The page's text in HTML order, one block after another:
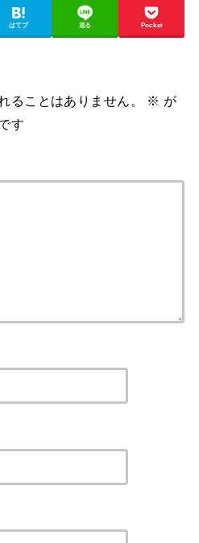
はてブ 送る Pocket
ることはありません。 ※ が
す